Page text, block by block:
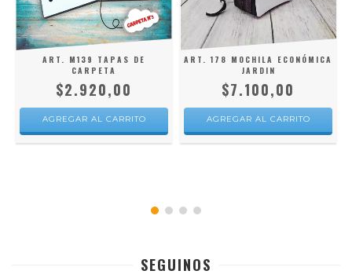
ART. M139 TAPAS DE
CARPETA
$2.920,00
ART. 178 MOCHILA ECONÓMICA
JARDIN
$7.100,00
AGREGAR AL CARRITO
SEGUINOS